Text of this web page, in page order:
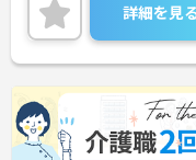
詳細を見